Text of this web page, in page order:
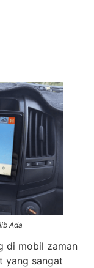
Ada
di mobil zaman
yang sangat